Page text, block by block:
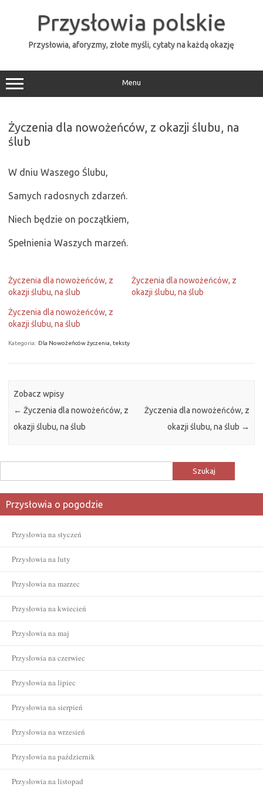
Przysłowia polskie
Przysłowia, aforyzmy, złote myśli, cytaty na każdą okazję
Menu
Życzenia dla nowożeńców, z okazji ślubu, na
ślub
W dniu Waszego Ślubu,
Samych radosnych zdarzeń.
Niech będzie on początkiem,
Spełnienia Waszych marzeń.
Życzenia dla nowożeńców, z
okazji ślubu, na ślub
Życzenia dla nowożeńców, z
okazji ślubu, na ślub
Życzenia dla nowożeńców, z
okazji ślubu, na ślub
Kategoria: Dla Nowożeńców życzenia, teksty
Zobacz wpisy
← Życzenia dla nowożeńców, z
okazji ślubu, na ślub
Życzenia dla nowożeńców, z
okazji ślubu, na ślub →
Przysłowia o pogodzie
Przysłowia na styczeń
Przysłowia na luty
Przysłowia na marzec
Przysłowia na kwiecień
Przysłowia na maj
Przysłowia na czerwiec
Przysłowia na lipiec
Przysłowia na sierpień
Przysłowia na wrzesień
Przysłowia na październik
Przysłowia na listopad